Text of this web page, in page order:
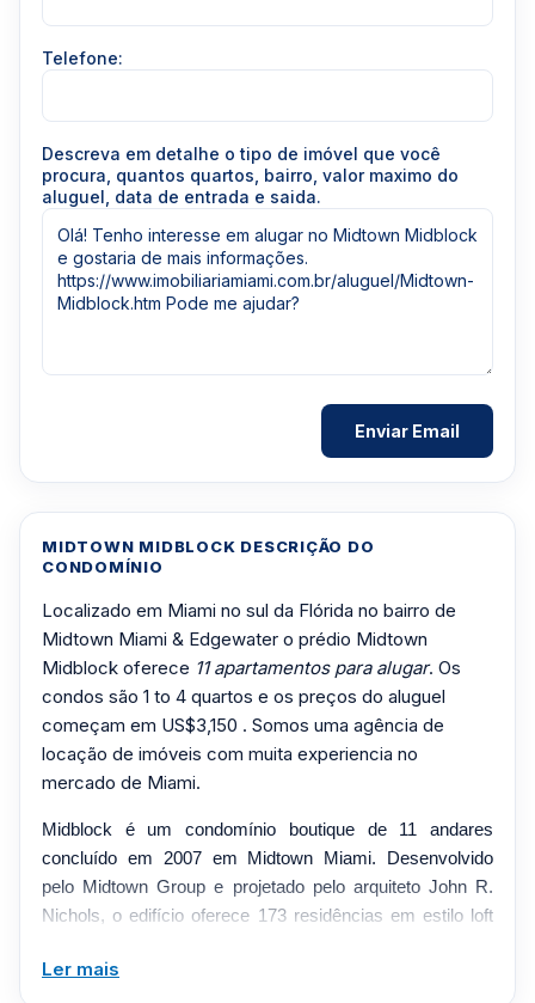
MIDTOWN MIDBLOCK DESCRIÇÃO DO
CONDOMÍNIO
Localizado em Miami no sul da Flórida no bairro de
Midtown Miami & Edgewater o prédio Midtown
Midblock oferece 11 apartamentos para alugar. Os
condos são 1 to 4 quartos e os preços do aluguel
começam em US$3,150 . Somos uma agência de
locação de imóveis com muita experiencia no
mercado de Miami.
Midblock é um condomínio boutique de 11 andares
concluído em 2007 em Midtown Miami. Desenvolvido
pelo Midtown Group e projetado pelo arquiteto John R.
Nichols, o edifício oferece 173 residências em estilo loft
residenciais/de trabalho e vilas. Os interiores apresentam
Ler mais
Telefone:
Descreva em detalhe o tipo de imóvel que você
procura, quantos quartos, bairro, valor maximo do
aluguel, data de entrada e saida.